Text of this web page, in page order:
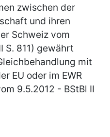
zwischen der
und ihren
Schweiz vom
S. 811) gewährt
mit
EU oder im EWR
9.5.2012 - BStBl II